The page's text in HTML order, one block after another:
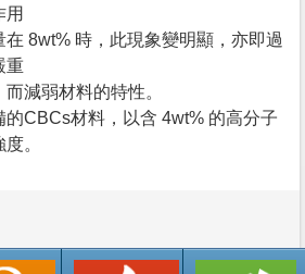
用
8wt% 時，此現象變明顯，亦即過
重
減弱材料的特性。
CBCs材料，以含 4wt% 的高分子
。